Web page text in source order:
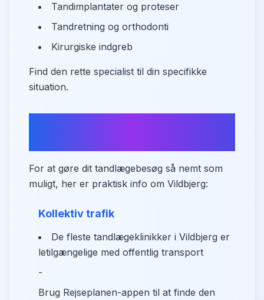
Tandimplantater og proteser
Tandretning og orthodonti
Kirurgiske indgreb
Find den rette specialist til din specifikke
situation.
For at gøre dit tandlægebesøg så nemt som
muligt, her er praktisk info om Vildbjerg:
Kollektiv trafik
De fleste tandlægeklinikker i Vildbjerg er
letilgængelige med offentlig transport
-
Brug Rejseplanen-appen til at finde den